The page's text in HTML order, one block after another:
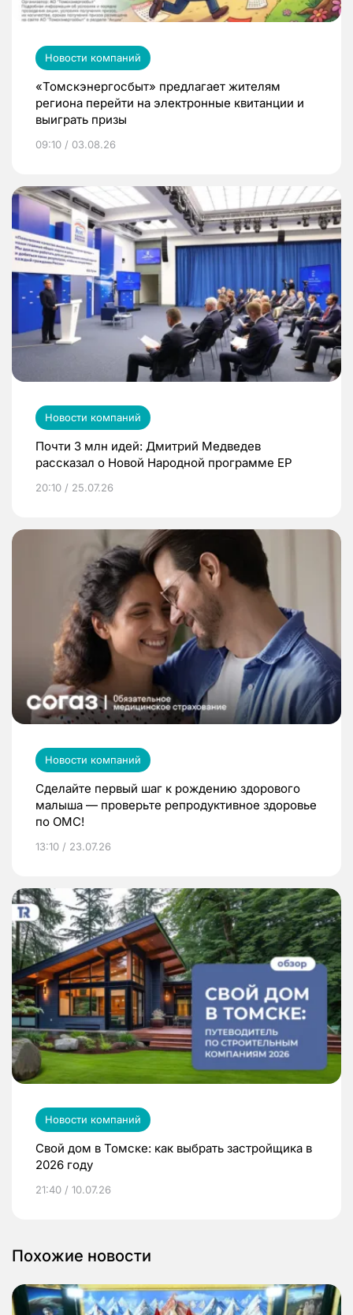
Новости компаний
«Томскэнергосбыт» предлагает жителям
региона перейти на электронные квитанции и
выиграть призы
09:10 / 03.08.26
Новости компаний
Почти 3 млн идей: Дмитрий Медведев
рассказал о Новой Народной программе ЕР
20:10 / 25.07.26
Новости компаний
Сделайте первый шаг к рождению здорового
малыша — проверьте репродуктивное здоровье
по ОМС!
13:10 / 23.07.26
Новости компаний
Свой дом в Томске: как выбрать застройщика в
2026 году
21:40 / 10.07.26
Похожие новости